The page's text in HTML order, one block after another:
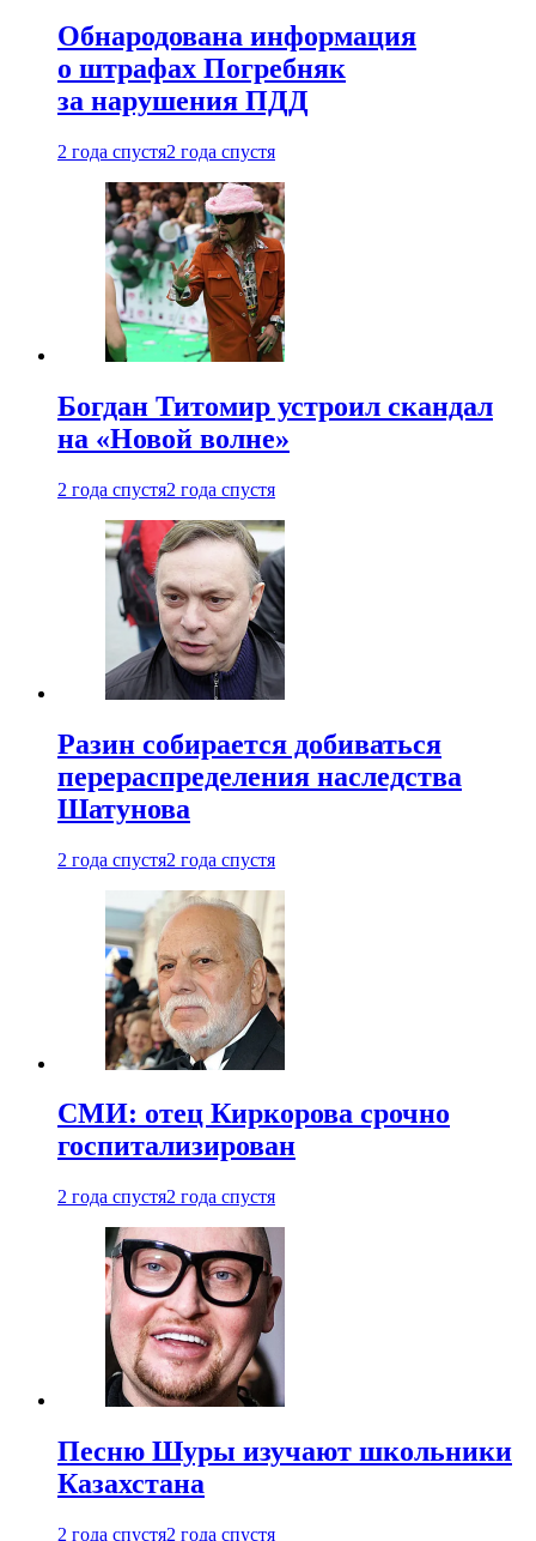
Обнародована информация
о штрафах Погребняк
за нарушения ПДД
2 года спустя2 года спустя
Богдан Титомир устроил скандал
на «Новой волне»
2 года спустя2 года спустя
Разин собирается добиваться
перераспределения наследства
Шатунова
2 года спустя2 года спустя
СМИ: отец Киркорова срочно
госпитализирован
2 года спустя2 года спустя
Песню Шуры изучают школьники
Казахстана
2 года спустя2 года спустя